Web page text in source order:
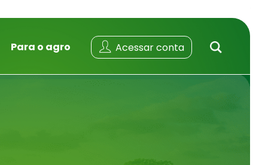
Para o agro Acessar conta